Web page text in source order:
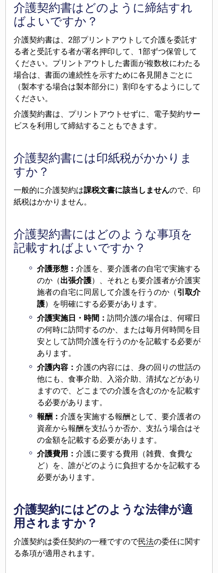
介護契約書はどのように締結すれ
ばよいですか？
介護契約書は、2部プリントアウトして介護を委託す
る者と受託する者が署名押印して、1部ずつ保管して
ください。プリントアウトした書面が複数枚にわたる
場合は、書面の連続性を示すために各見開きごとに
（製本する場合は製本部分に）割印をするようにして
ください。
介護契約書は、プリントアウトせずに、電子契約サー
ビスを利用して締結することもできます。
介護契約書には印紙税がかかりま
すか？
一般的に介護契約は課税文書に該当しませんので、印
紙税はかかりません。
介護契約書にはどのような事項を
記載すればよいですか？
介護形態：介護を、要介護者の自宅で実施する
のか（出張介護）、それとも要介護者が介護実
施者の自宅に同居して介護を行うのか（引取介
護）を明確にする必要があります。
介護実施日・時間：訪問介護の場合は、何曜日
の何時に訪問するのか、または毎月何時間を目
安として訪問介護を行うのかを記載する必要が
あります。
介護内容：介護の内容には、身の回りの世話の
他にも、食事介助、入浴介助、清拭などがあり
ますので、どこまでの介護を含むのかを記載す
る必要があります。
報酬：介護を実施する報酬として、要介護者の
資産から報酬を支払うか否か、支払う場合はそ
の金額を記載する必要があります。
介護費用：介護に要する費用（雑費、食費な
ど）を、誰がどのように負担するかを記載する
必要があります。
介護契約にはどのような法律が適
用されますか？
介護契約は委任契約の一種ですので民法の委任に関す
る条項が適用されます。